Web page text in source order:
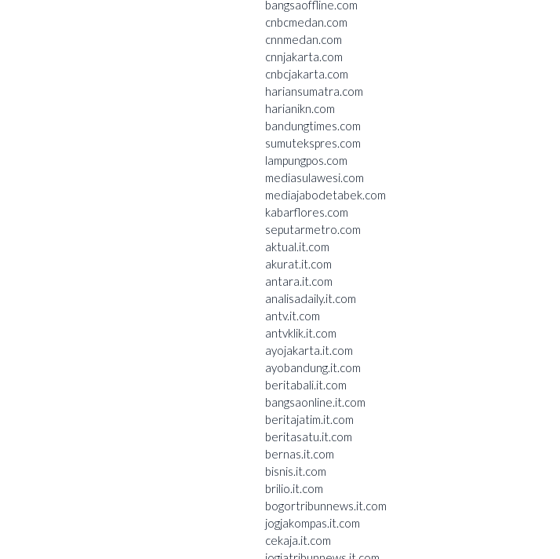
bangsaoffline.com
cnbcmedan.com
cnnmedan.com
cnnjakarta.com
cnbcjakarta.com
hariansumatra.com
harianikn.com
bandungtimes.com
sumutekspres.com
lampungpos.com
mediasulawesi.com
mediajabodetabek.com
kabarflores.com
seputarmetro.com
aktual.it.com
akurat.it.com
antara.it.com
analisadaily.it.com
antv.it.com
antvklik.it.com
ayojakarta.it.com
ayobandung.it.com
beritabali.it.com
bangsaonline.it.com
beritajatim.it.com
beritasatu.it.com
bernas.it.com
bisnis.it.com
brilio.it.com
bogortribunnews.it.com
jogjakompas.it.com
cekaja.it.com